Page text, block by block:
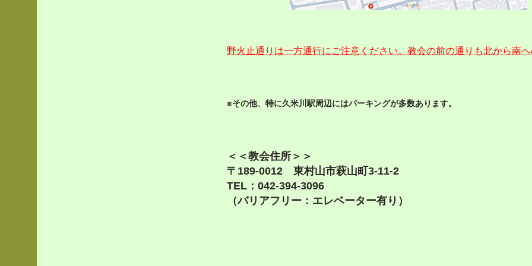
野火止通りは一方通行にご注意ください。教会の前の通りも北から南へ
※その他、特に久米川駅周辺にはパーキングが多数あります。
＜＜教会住所＞＞
〒189-0012 東村山市萩山町3-11-2
TEL：042-394-3096
（バリアフリー：エレベーター有り）